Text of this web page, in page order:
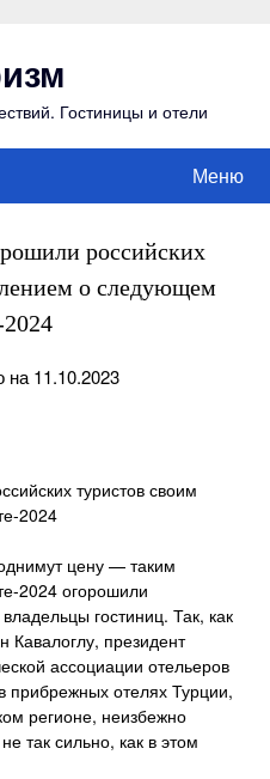
Гостиницы и отели
Меню
российских
о следующем
2024
на 11.10.2023
туристов своим
2024
цену — таким
2024 огорошили
гостиниц. Так, как
Кавалоглу, президент
ассоциации отельеров
прибрежных отелях Турции,
регионе, неизбежно
так сильно, как в этом